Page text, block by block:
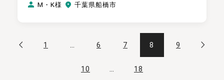
M・K様 千葉県船橋市
1 … 6 7 8 9
10 … 18